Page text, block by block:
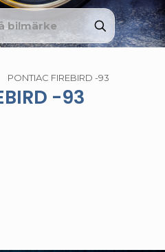
PONTIAC FIREBIRD -93
-93